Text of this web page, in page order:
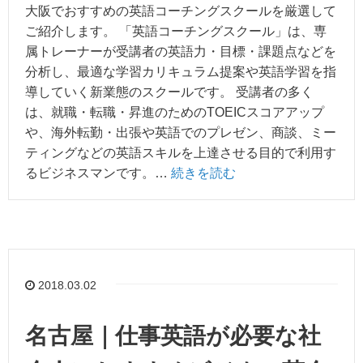
大阪でおすすめの英語コーチングスクールを厳選して
ご紹介します。 「英語コーチングスクール」は、専
属トレーナーが受講者の英語力・目標・課題点などを
分析し、最適な学習カリキュラム提案や英語学習を指
導していく新業態のスクールです。 受講者の多く
は、就職・転職・昇進のためのTOEICスコアアップ
や、海外転勤・出張や英語でのプレゼン、商談、ミー
ティングなどの英語スキルを上達させる目的で利用す
るビジネスマンです。… 続きを読む
2018.03.02
名古屋｜仕事英語が必要な社